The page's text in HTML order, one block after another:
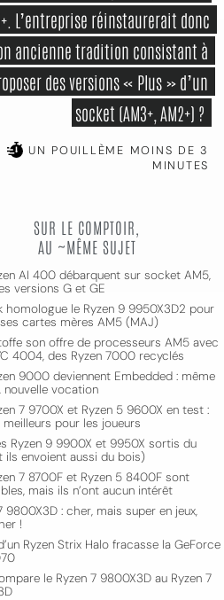
L’entreprise réinstaurerait donc
ancienne tradition consistant à
des versions « Plus » d’un
socket (AM3+, AM2+) ?
UN POUILLÈME MOINS DE 3
MINUTES
SUR LE COMPTOIR,
AU ~MÊME SUJET
AI 400 débarquent sur socket AM5,
versions G et GE
homologue le Ryzen 9 9950X3D2 pour
cartes mères AM5 (MAJ)
son offre de processeurs AM5 avec
4004, des Ryzen 7000 recyclés
9000 deviennent Embedded : même
nouvelle vocation
7 9700X et Ryzen 5 9600X en test :
meilleurs pour les joueurs
Ryzen 9 9900X et 9950X sortis du
ils envoient aussi du bois)
7 8700F et Ryzen 5 8400F sont
mais ils n’ont aucun intérêt
9800X3D : cher, mais super en jeux,
!
Ryzen Strix Halo fracasse la GeForce
le Ryzen 7 9800X3D au Ryzen 7